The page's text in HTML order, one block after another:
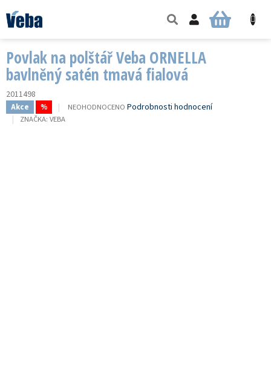
na
obsah
NÁKUPNÍ
Povlak na polštář Veba ORNELLA
bavlněný satén tmavá fialová
2011498
Akce %
PRŮMĚRNÉ
NEOHODNOCENO Podrobnosti hodnocení
ZNAČKA: VEBA